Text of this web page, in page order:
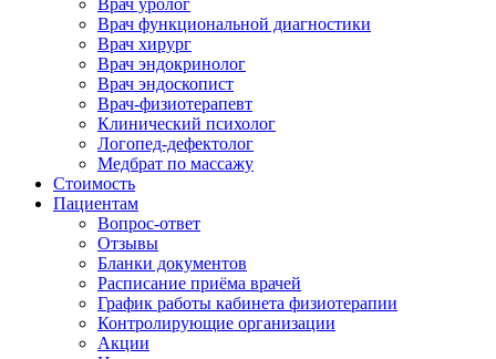
Врач уролог
Врач функциональной диагностики
Врач хирург
Врач эндокринолог
Врач эндоскопист
Врач-физиотерапевт
Клинический психолог
Логопед-дефектолог
Медбрат по массажу
Стоимость
Пациентам
Вопрос-ответ
Отзывы
Бланки документов
Расписание приёма врачей
График работы кабинета физиотерапии
Контролирующие организации
Акции